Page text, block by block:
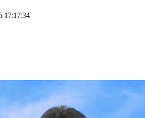
17:17:34